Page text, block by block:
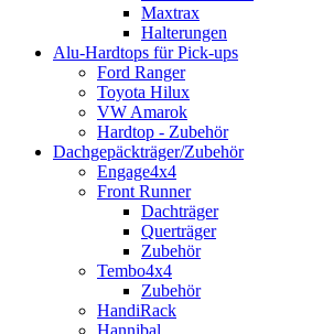
Maxtrax
Halterungen
Alu-Hardtops für Pick-ups
Ford Ranger
Toyota Hilux
VW Amarok
Hardtop - Zubehör
Dachgepäckträger/Zubehör
Engage4x4
Front Runner
Dachträger
Querträger
Zubehör
Tembo4x4
Zubehör
HandiRack
Hannibal